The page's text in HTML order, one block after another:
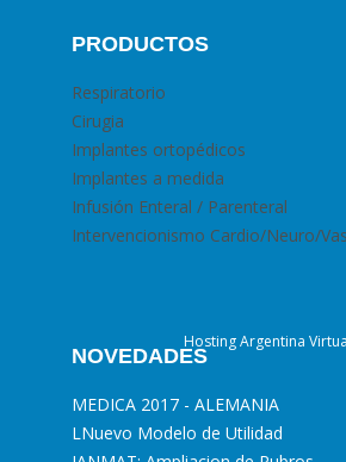
PRODUCTOS
Respiratorio
Cirugia
Implantes ortopédicos
Implantes a medida
Infusión Enteral / Parenteral
Intervencionismo Cardio/Neuro/
NOVEDADES
MEDICA 2017 - ALEMANIA
LNuevo Modelo de Utilidad
Hosting Argentina